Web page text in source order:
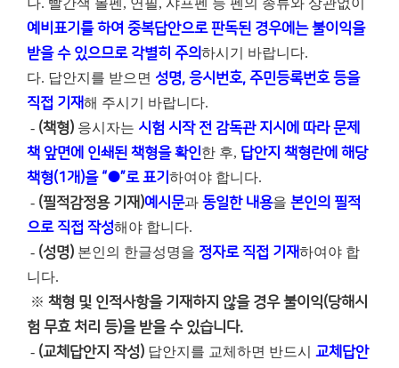
나. 빨간색 볼펜, 연필, 샤프펜 등 펜의 종류와 상관없이
예비표기를 하여 중복답안으로 판독된 경우에는 불이익을
받을 수 있으므로 각별히 주의하시기 바랍니다.
다. 답안지를 받으면 성명, 응시번호, 주민등록번호 등을
직접 기재해 주시기 바랍니다.
- (책형) 응시자는 시험 시작 전 감독관 지시에 따라 문제
책 앞면에 인쇄된 책형을 확인한 후, 답안지 책형란에 해당
책형(1개)을 “●”로 표기 하여야 합니다.
- (필적감정용 기재)예시문과 동일한 내용을 본인의 필적
으로 직접 작성해야 합니다.
- (성명) 본인의 한글성명을 정자로 직접 기재하여야 합
니다.
※ 책형 및 인적사항을 기재하지 않을 경우 불이익(당해시
험 무효 처리 등)을 받을 수 있습니다.
- (교체답안지 작성) 답안지를 교체하면 반드시 교체답안